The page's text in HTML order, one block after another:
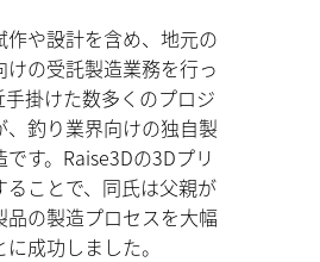
作や設計を含め、地元の
の受託製造業務を行っ
掛けた数多くのプロジ
、釣り業界向けの独自製
す。Raise3Dの3Dプリ
ることで、同氏は父親が
品の製造プロセスを大幅
成功しました。